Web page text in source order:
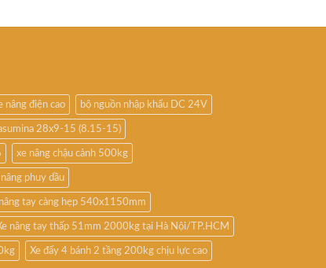
nâng điện cao bộ nguồn nhập khẩu DC 24V
28x9-15 (8.15-15)
xe nâng chậu cảnh 500kg
phuy dầu
tay càng hẹp 540x1150mm
nâng tay thấp 51mm 2000kg tại Hà Nội/TP.HCM
Xe đẩy 4 bánh 2 tầng 200kg chịu lực cao